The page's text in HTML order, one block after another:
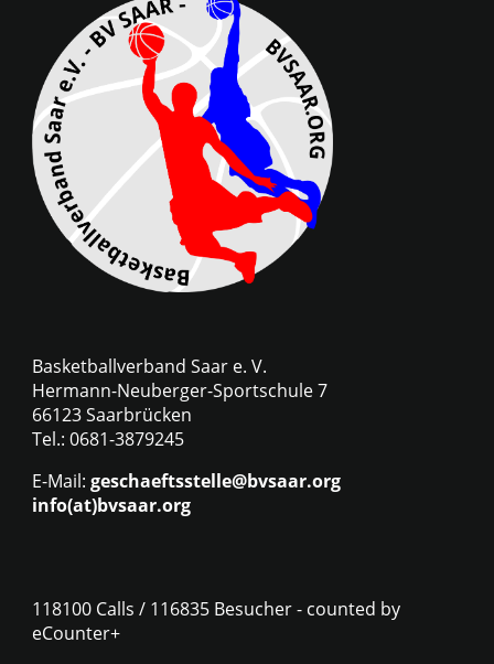
Basketballverband Saar e. V.
Hermann-Neuberger-Sportschule 7
66123 Saarbrücken
Tel.: 0681-3879245
E-Mail: geschaeftsstelle@bvsaar.org
info(at)bvsaar.org
118100 Calls / 116835 Besucher - counted by
eCounter+